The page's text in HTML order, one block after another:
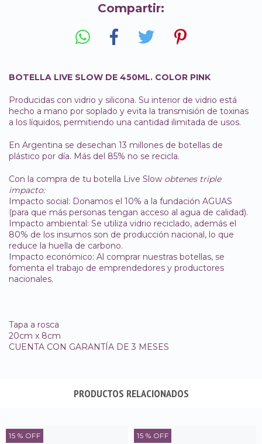
Compartir:
BOTELLA LIVE SLOW DE 450ML. COLOR PINK
Producidas con vidrio y silicona. Su interior de vidrio está
hecho a mano por soplado y evita la transmisión de toxinas
a los líquidos, permitiendo una cantidad ilimitada de usos.
En Argentina se desechan 13 millones de botellas de
plástico por día. Más del 85% no se recicla.
Con la compra de tu botella Live Slow obtenes triple
impacto:
Impacto social: Donamos el 10% a la fundación AGUAS
(para que más personas tengan acceso al agua de calidad).
Impacto ambiental: Se utiliza vidrio reciclado, además el
80% de los insumos son de producción nacional, lo que
reduce la huella de carbono.
Impacto económico: Al comprar nuestras botellas, se
fomenta el trabajo de emprendedores y productores
nacionales.
Tapa a rosca
20cm x 8cm
CUENTA CON GARANTÍA DE 3 MESES
PRODUCTOS RELACIONADOS
15 % OFF 15 % OFF